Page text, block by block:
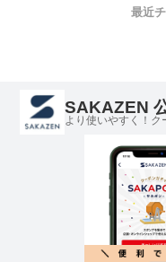
最近
SAKAZEN
より使いやすく！ク